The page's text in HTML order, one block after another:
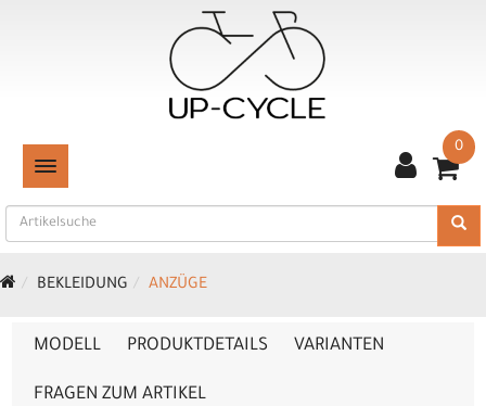
TOGGLE NAVIGATION
0
BEKLEIDUNG ANZÜGE
MODELL PRODUKTDETAILS VARIANTEN
FRAGEN ZUM ARTIKEL